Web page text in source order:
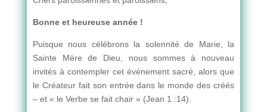
Bonne et heureuse année !
Puisque nous célébrons la solennité de Marie, la
Sainte Mère de Dieu, nous sommes à nouveau
invités à contempler cet événement sacré, alors que
le Créateur fait son entrée dans le monde des créés
– et « le Verbe se fait chair » (Jean 1 :14).